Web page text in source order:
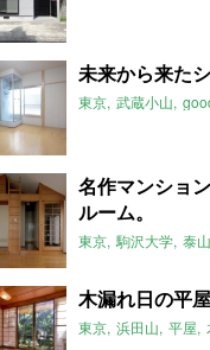
未来から来た
東京 武蔵小山
名作マンショ
ルーム。
東京 駒沢大学 泰
木漏れ日の平
東京 浜田山 平屋